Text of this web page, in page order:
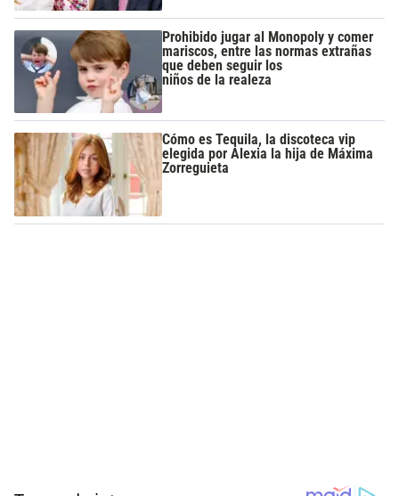
Prohibido jugar al Monopoly y comer
mariscos, entre las normas extrañas
que deben seguir los
niños de la realeza
Cómo es Tequila, la discoteca vip
elegida por Alexia la hija de Máxima
Zorreguieta